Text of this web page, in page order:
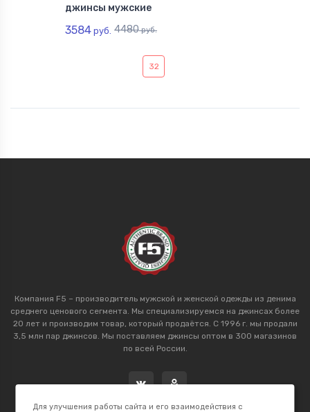
джинсы мужские
3584 руб. 4480руб.
32
Компания F5 – производитель мужской и женской одежды из денима
среднего ценового сегмента. Мы специализируемся на джинсах более
20 лет и производим товар, который продаётся. С 1996 г. мы продали
3,5 млн пар джинсов. Мы поставляем джинсы оптом в 300 магазинов
по всей России.
Для улучшения работы сайта и его взаимодействия с